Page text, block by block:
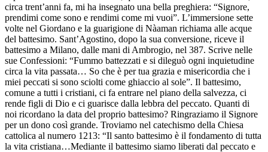
circa trent’anni fa, mi ha insegnato una bella preghiera: “Signore,
prendimi come sono e rendimi come mi vuoi”. L’immersione sette
volte nel Giordano e la guarigione di Nàaman richiama alle acque
del battesimo. Sant’Agostino, dopo la sua conversione, riceve il
battesimo a Milano, dalle mani di Ambrogio, nel 387. Scrive nelle
sue Confessioni: “Fummo battezzati e si dileguò ogni inquietudine
circa la vita passata… So che è per tua grazia e misericordia che i
miei peccati si sono sciolti come ghiaccio al sole”. Il battesimo,
comune a tutti i cristiani, ci fa entrare nel piano della salvezza, ci
rende figli di Dio e ci guarisce dalla lebbra del peccato. Quanti di
noi ricordano la data del proprio battesimo? Ringraziamo il Signore
per un dono così grande. Troviamo nel catechismo della Chiesa
cattolica al numero 1213: “Il santo battesimo è il fondamento di tutta
la vita cristiana…Mediante il battesimo siamo liberati dal peccato e